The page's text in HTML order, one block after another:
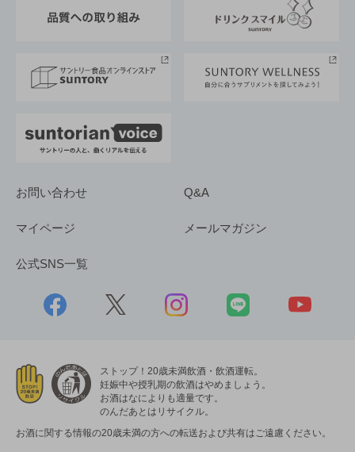
採用情報
お問い合わせ Q&A
マイページ メールマガジン
公式SNS一覧
ストップ！20歳未満飲酒・飲酒運転。
妊娠中や授乳期の飲酒はやめましょう。
お酒はなによりも適量です。
のんだあとはリサイクル。
お酒に関する情報の20歳未満の方への転送および共有はご遠慮ください。